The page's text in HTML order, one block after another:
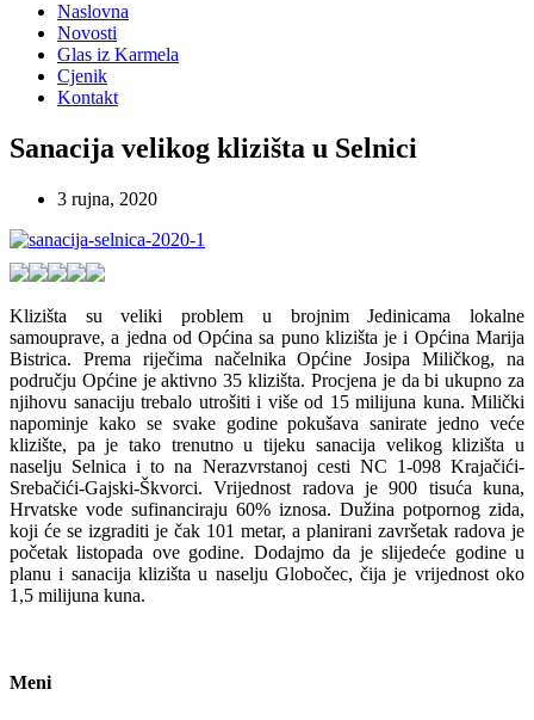
Naslovna
Novosti
Glas iz Karmela
Cjenik
Kontakt
Sanacija velikog klizišta u Selnici
3 rujna, 2020
Klizišta su veliki problem u brojnim Jedinicama lokalne
samouprave, a jedna od Općina sa puno klizišta je i Općina Marija
Bistrica. Prema riječima načelnika Općine Josipa Miličkog, na
području Općine je aktivno 35 klizišta. Procjena je da bi ukupno za
njihovu sanaciju trebalo utrošiti i više od 15 milijuna kuna. Milički
napominje kako se svake godine pokušava sanirate jedno veće
klizište, pa je tako trenutno u tijeku sanacija velikog klizišta u
naselju Selnica i to na Nerazvrstanoj cesti NC 1-098 Krajačići-
Srebačići-Gajski-Škvorci. Vrijednost radova je 900 tisuća kuna,
Hrvatske vode sufinanciraju 60% iznosa. Dužina potpornog zida,
koji će se izgraditi je čak 101 metar, a planirani završetak radova je
početak listopada ove godine. Dodajmo da je slijedeće godine u
planu i sanacija klizišta u naselju Globočec, čija je vrijednost oko
1,5 milijuna kuna.
Meni